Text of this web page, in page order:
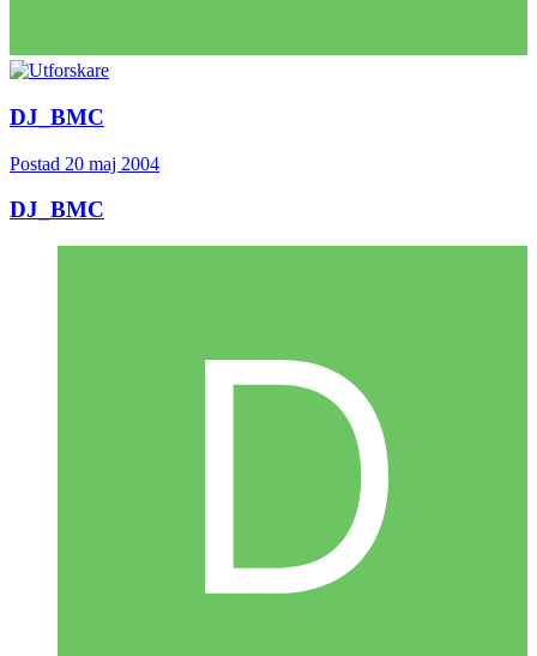
DJ_BMC
Postad 20 maj 2004
DJ_BMC